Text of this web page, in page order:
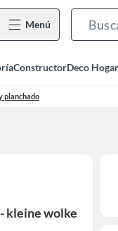
Menú
ConstructorDeco Hogar
planchado
- kleine wolke